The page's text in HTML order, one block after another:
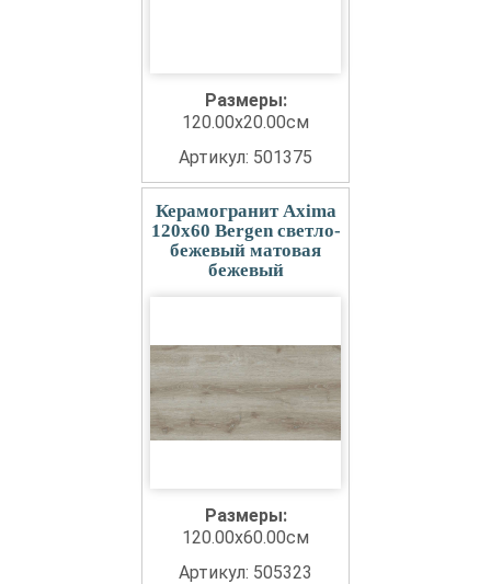
Размеры:
120.00x20.00см
Артикул: 501375
Керамогранит Axima
120x60 Bergen светло-
бежевый матовая
бежевый
Размеры:
120.00x60.00см
Артикул: 505323